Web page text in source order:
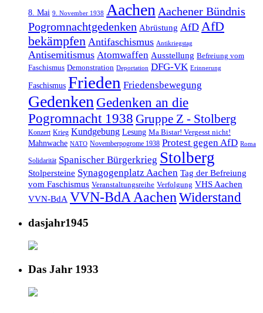
8. Mai 9. November 1938 Aachen Aachener Bündnis
Pogromnachtgedenken Abrüstung AfD AfD
bekämpfen Antifaschismus Antikriegstag
Antisemitismus Atomwaffen Ausstellung Befreiung vom
Faschismus Demonstration Deportation DFG-VK Erinnerung
Faschismus Frieden Friedensbewegung
Gedenken Gedenken an die
Pogromnacht 1938 Gruppe Z - Stolberg
Konzert Krieg Kundgebung Lesung Ma Bistar! Vergesst nicht!
Mahnwache NATO Novemberpogrome 1938 Protest gegen AfD Roma
Solidarität Spanischer Bürgerkrieg Stolberg
Stolpersteine Synagogenplatz Aachen Tag der Befreiung
vom Faschismus Veranstaltungsreihe Verfolgung VHS Aachen
VVN-BdA VVN-BdA AachenWiderstand
dasjahr1945
Das Jahr 1933